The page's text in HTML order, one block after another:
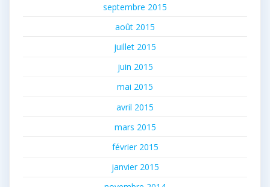
septembre 2015
août 2015
juillet 2015
juin 2015
mai 2015
avril 2015
mars 2015
février 2015
janvier 2015